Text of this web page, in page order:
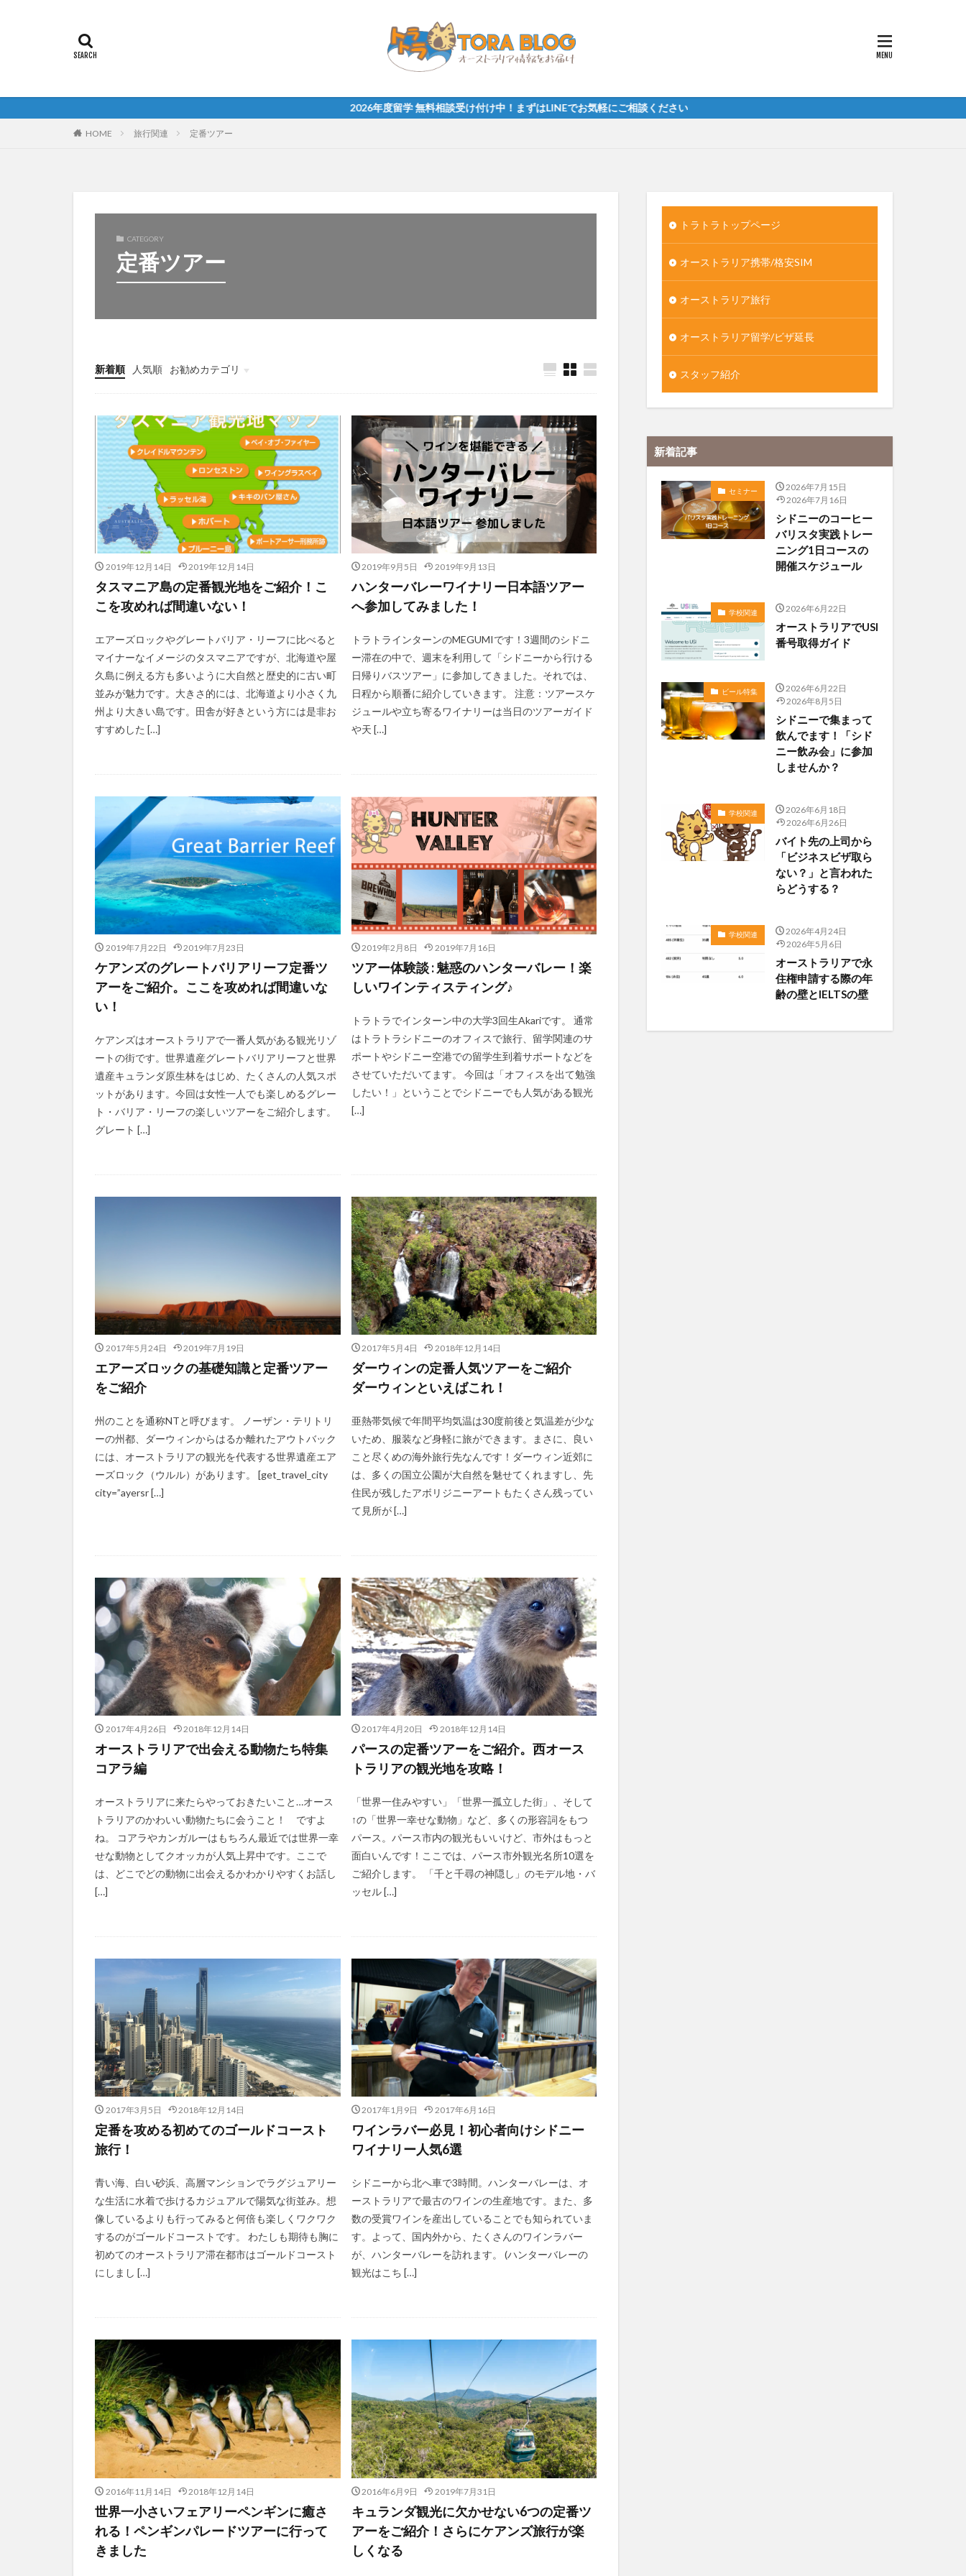
2026年度留学 無料相談受け付け中！まずはLINEでお気軽にご相談ください
HOME 旅行関連 定番ツアー
CATEGORY
定番ツアー
新着順 人気順
お勧めカテゴリ
未分類
2019年12月14日 2019年12月14日
タスマニア島の定番観光地をご紹介！こ
こを攻めれば間違いない！
エアーズロックやグレートバリア・リーフに比べると
マイナーなイメージのタスマニアですが、北海道や屋
久島に例える方も多いように大自然と歴史的に古い町
並みが魅力です。大きさ的には、北海道より小さく九
州より大きい島です。田舎が好きという方には是非お
すすめした […]
2019年9月5日 2019年9月13日
ハンターバレーワイナリー日本語ツアー
へ参加してみました！
トラトラインターンのMEGUMIです！3週間のシドニ
ー滞在の中で、週末を利用して「シドニーから行ける
日帰りバスツアー」に参加してきました。それでは、
日程から順番に紹介していきます。 注意：ツアースケ
ジュールや立ち寄るワイナリーは当日のツアーガイド
や天 […]
2019年7月22日 2019年7月23日
ケアンズのグレートバリアリーフ定番ツ
アーをご紹介。ここを攻めれば間違いな
い！
ケアンズはオーストラリアで一番人気がある観光リゾ
ートの街です。世界遺産グレートバリアリーフと世界
遺産キュランダ原生林をはじめ、たくさんの人気スポ
ットがあります。今回は女性一人でも楽しめるグレー
ト・バリア・リーフの楽しいツアーをご紹介します。
グレート […]
2019年2月8日 2019年7月16日
ツアー体験談 : 魅惑のハンターバレー！楽
しいワインティスティング♪
トラトラでインターン中の大学3回生Akariです。 通常
はトラトラシドニーのオフィスで旅行、留学関連のサ
ポートやシドニー空港での留学生到着サポートなどを
させていただいてます。 今回は「オフィスを出て勉強
したい！」ということでシドニーでも人気がある観光
[…]
2017年5月24日 2019年7月19日
エアーズロックの基礎知識と定番ツアー
をご紹介
州のことを通称NTと呼びます。 ノーザン・テリトリ
ーの州都、ダーウィンからはるか離れたアウトバック
には、オーストラリアの観光を代表する世界遺産エア
ーズロック（ウルル）があります。 [get_travel_city
city=”ayersr […]
2017年5月4日 2018年12月14日
ダーウィンの定番人気ツアーをご紹介
ダーウィンといえばこれ！
亜熱帯気候で年間平均気温は30度前後と気温差が少な
いため、服装など身軽に旅ができます。まさに、良い
こと尽くめの海外旅行先なんです！ダーウィン近郊に
は、多くの国立公園が大自然を魅せてくれますし、先
住民が残したアボリジニーアートもたくさん残ってい
て見所が […]
2017年4月26日 2018年12月14日
オーストラリアで出会える動物たち特集
コアラ編
オーストラリアに来たらやっておきたいこと…オース
トラリアのかわいい動物たちに会うこと！ ですよ
ね。 コアラやカンガルーはもちろん最近では世界一幸
せな動物としてクオッカが人気上昇中です。ここで
は、どこでどの動物に出会えるかわかりやすくお話し
[…]
2017年4月20日 2018年12月14日
パースの定番ツアーをご紹介。西オース
トラリアの観光地を攻略！
「世界一住みやすい」「世界一孤立した街」、そして
↑の「世界一幸せな動物」など、多くの形容詞をもつ
パース。パース市内の観光もいいけど、市外はもっと
面白いんです！ここでは、パース市外観光名所10選を
ご紹介します。 「千と千尋の神隠し」のモデル地・バ
ッセル […]
2017年3月5日 2018年12月14日
定番を攻める初めてのゴールドコースト
旅行！
青い海、白い砂浜、高層マンションでラグジュアリー
な生活に水着で歩けるカジュアルで陽気な街並み。想
像しているよりも行ってみると何倍も楽しくワクワク
するのがゴールドコーストです。 わたしも期待も胸に
初めてのオーストラリア滞在都市はゴールドコースト
にしまし […]
2017年1月9日 2017年6月16日
ワインラバー必見！初心者向けシドニー
ワイナリー人気6選
シドニーから北へ車で3時間。ハンターバレーは、オ
ーストラリアで最古のワインの生産地です。また、多
数の受賞ワインを産出していることでも知られていま
す。よって、国内外から、たくさんのワインラバー
が、ハンターバレーを訪れます。 (ハンターバレーの
観光はこち […]
2016年11月14日 2018年12月14日
世界一小さいフェアリーペンギンに癒さ
れる！ペンギンパレードツアーに行って
きました
2016年6月9日 2019年7月31日
キュランダ観光に欠かせない6つの定番ツ
アーをご紹介！さらにケアンズ旅行が楽
しくなる
トラトラトップページ
オーストラリア携帯/格安SIM
オーストラリア旅行
オーストラリア留学/ビザ延長
スタッフ紹介
新着記事
セミナー
2026年7月15日
2026年7月16日
シドニーのコーヒー
バリスタ実践トレー
ニング1日コースの
開催スケジュール
学校関連 2026年6月22日
オーストラリアでUSI
番号取得ガイド
ビール特集
2026年6月22日
2026年8月5日
シドニーで集まって
飲んでます！「シド
ニー飲み会」に参加
しませんか？
学校関連
2026年6月18日
2026年6月26日
バイト先の上司から
「ビジネスビザ取ら
ない？」と言われた
らどうする？
学校関連
2026年4月24日
2026年5月6日
オーストラリアで永
住権申請する際の年
齢の壁とIELTSの壁